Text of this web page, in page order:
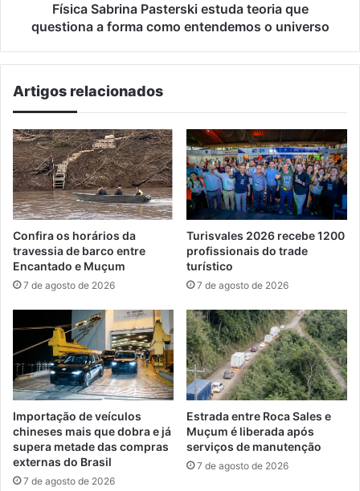
entendemos
Física Sabrina Pasterski estuda teoria que
questiona a forma como entendemos o universo
Artigos relacionados
Confira os horários da
travessia de barco entre
Encantado e Muçum
7 de agosto de 2026
Turisvales 2026 recebe 1200
profissionais do trade
turístico
7 de agosto de 2026
Importação de veículos
chineses mais que dobra e já
supera metade das compras
externas do Brasil
7 de agosto de 2026
Estrada entre Roca Sales e
Muçum é liberada após
serviços de manutenção
7 de agosto de 2026